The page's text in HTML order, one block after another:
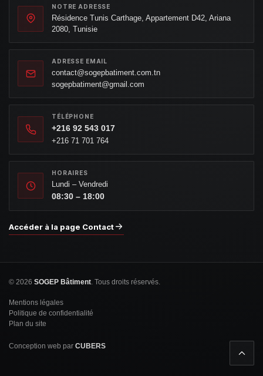
NOTRE ADRESSE
Résidence Tunis Carthage, Appartement D42, Ariana
2080, Tunisie
ADRESSE EMAIL
contact@sogepbatiment.com.tn
sogepbatiment@gmail.com
TÉLÉPHONE
+216 92 543 017
+216 71 701 764
HORAIRES
Lundi – Vendredi
08:30 – 18:00
Accéder à la page Contact
© 2026 SOGEP Bâtiment. Tous droits réservés.
Mentions légales
Politique de confidentialité
Plan du site
Conception web par CUBERS